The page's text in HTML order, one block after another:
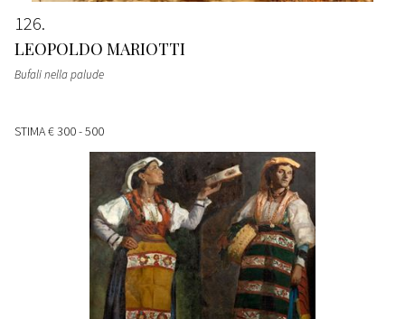
126
LEOPOLDO MARIOTTI
Bufali nella palude
STIMA€ 300 - 500